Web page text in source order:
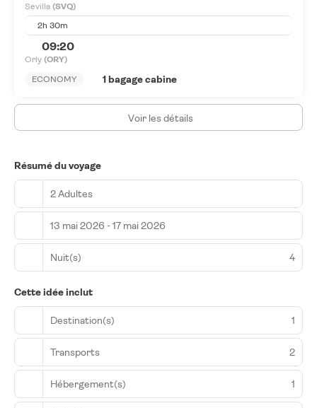
Sevilla (SVQ)
2h 30m
09:20
Orly (ORY)
ECONOMY
1 bagage cabine
Voir les détails
Résumé du voyage
2 Adultes
13 mai 2026 - 17 mai 2026
Nuit(s) 4
Cette idée inclut
Destination(s) 1
Transports 2
Hébergement(s) 1